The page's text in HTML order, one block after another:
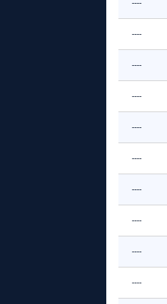
----
----
----
----
----
----
----
----
----
----